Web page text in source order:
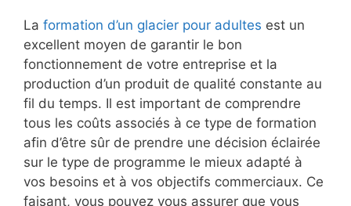
La formation d’un glacier pour adultes est un
excellent moyen de garantir le bon
fonctionnement de votre entreprise et la
production d’un produit de qualité constante au
fil du temps. Il est important de comprendre
tous les coûts associés à ce type de formation
afin d’être sûr de prendre une décision éclairée
sur le type de programme le mieux adapté à
vos besoins et à vos objectifs commerciaux. Ce
faisant, vous pouvez vous assurer que vous